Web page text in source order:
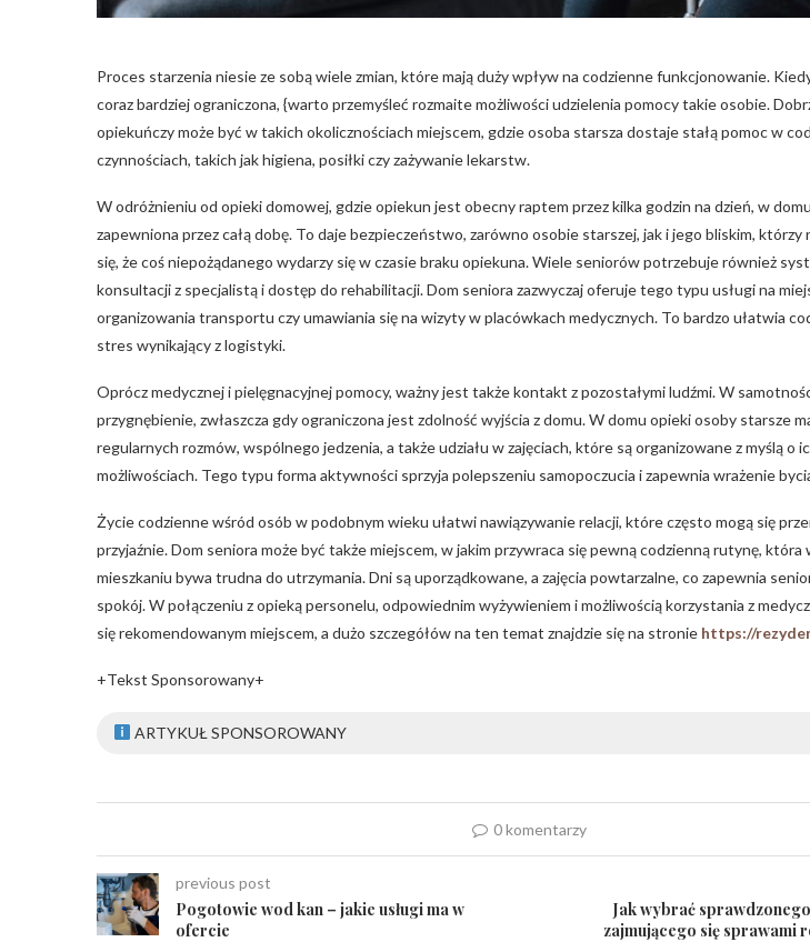
Proces starzenia niesie ze sobą wiele zmian, które mają duży wpływ na codzienne funkcjonowanie.
coraz bardziej ograniczona, {warto przemyśleć rozmaite możliwości udzielenia pomocy takie osobie.
opiekuńczy może być w takich okolicznościach miejscem, gdzie osoba starsza dostaje stałą pomoc w
czynnościach, takich jak higiena, posiłki czy zażywanie lekarstw.
W odróżnieniu od opieki domowej, gdzie opiekun jest obecny raptem przez kilka godzin na dzień, w
zapewniona przez całą dobę. To daje bezpieczeństwo, zarówno osobie starszej, jak i jego bliskim,
się, że coś niepożądanego wydarzy się w czasie braku opiekuna. Wiele seniorów potrzebuje również
konsultacji z specjalistą i dostęp do rehabilitacji. Dom seniora zazwyczaj oferuje tego typu usługi na
organizowania transportu czy umawiania się na wizyty w placówkach medycznych. To bardzo ułatwia
stres wynikający z logistyki.
Oprócz medycznej i pielęgnacyjnej pomocy, ważny jest także kontakt z pozostałymi ludźmi. W
przygnębienie, zwłaszcza gdy ograniczona jest zdolność wyjścia z domu. W domu opieki osoby starsze
regularnych rozmów, wspólnego jedzenia, a także udziału w zajęciach, które są organizowane z myślą o
możliwościach. Tego typu forma aktywności sprzyja polepszeniu samopoczucia i zapewnia wrażenie
Życie codzienne wśród osób w podobnym wieku ułatwi nawiązywanie relacji, które często mogą się
przyjaźnie. Dom seniora może być także miejscem, w jakim przywraca się pewną codzienną rutynę, która
mieszkaniu bywa trudna do utrzymania. Dni są uporządkowane, a zajęcia powtarzalne, co zapewnia
spokój. W połączeniu z opieką personelu, odpowiednim wyżywieniem i możliwością korzystania z
się rekomendowanym miejscem, a dużo szczegółów na ten temat znajdzie się na stronie https://
+Tekst Sponsorowany+
ARTYKUŁ SPONSOROWANY
0 komentarzy
previous post
Pogotowie wod kan – jakie usługi ma w
ofercie
Jak wybrać
zajmującego się sprawami